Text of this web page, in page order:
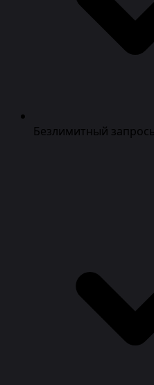
Безлимитный